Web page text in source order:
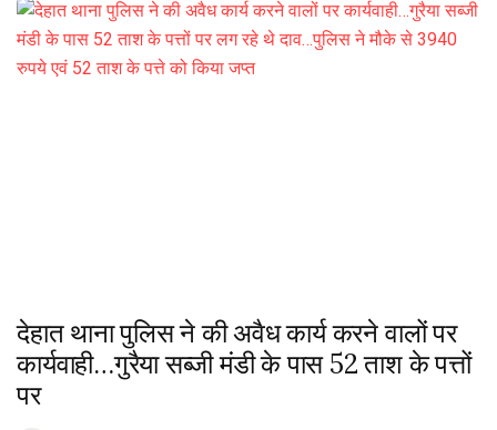
देहात थाना पुलिस ने की अवैध कार्य करने वालों पर
कार्यवाही…गुरैया सब्जी मंडी के पास 52 ताश के पत्तों
पर